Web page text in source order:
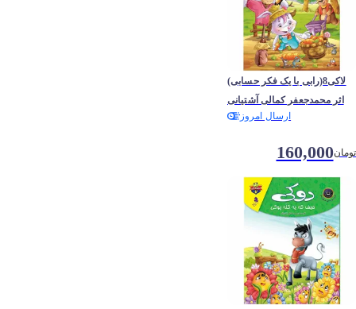
لاکی8(رابی با یک فکر حسابی)
اثر محمدجعفر کمالی آشتیانی
ارسال امروز
160,000تومان